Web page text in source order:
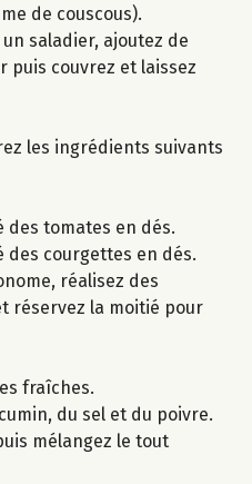
de couscous).
saladier, ajoutez de
puis couvrez et laissez
les ingrédients suivants
des tomates en dés.
des courgettes en dés.
réalisez des
réservez la moitié pour
fraîches.
du sel et du poivre.
mélangez le tout